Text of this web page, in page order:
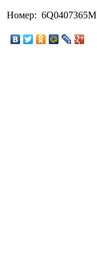
Номер: 6Q0407365M